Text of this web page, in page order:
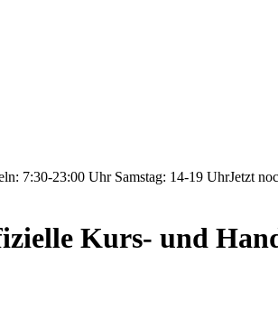
7:30-23:00 Uhr Samstag: 14-19 UhrJetzt
Kurs- und